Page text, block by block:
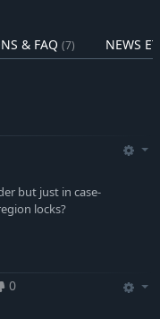
& FAQ (7) NEWS
but just in case-
locks?
0